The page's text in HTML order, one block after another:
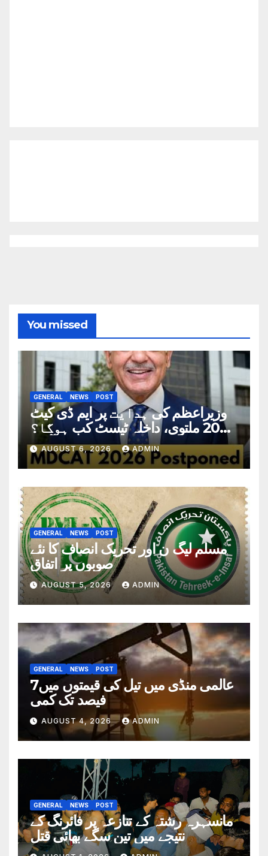
You missed
GENERAL NEWS POST
وزیراعظم کی ہدایت پر ایم ڈی کیٹ
2026 ملتوی، داخلہ ٹیسٹ کب ہوگا؟
تاریخ سامنے آگئی
AUGUST 6, 2026 ADMIN
GENERAL NEWS POST
مسلم لیگ ن اور تحریک انصاف کا نئے
صوبوں پر اتفاق
AUGUST 5, 2026 ADMIN
GENERAL NEWS POST
عالمی منڈی میں تیل کی قیمتوں میں7
فیصد تک کمی
AUGUST 4, 2026 ADMIN
GENERAL NEWS POST
مانسہرہ رشتہ کے تنازعہ پر فائرنگ کے
نتیجے میں تین سگے بھائی قتل